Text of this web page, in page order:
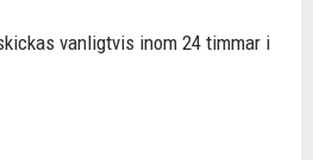
vanligtvis inom 24 timmar i